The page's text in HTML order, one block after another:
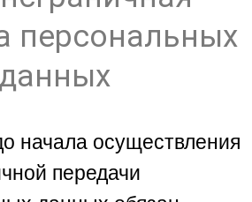
персональных
данных
начала осуществления
передачи